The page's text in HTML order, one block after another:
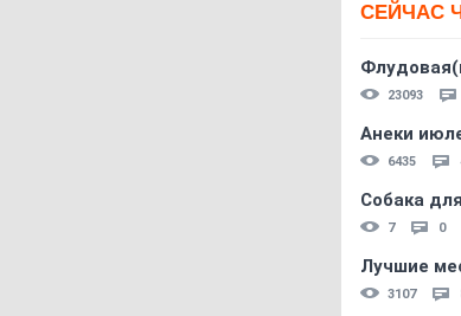
СЕЙЧАС
23093
Анеки
6435
Собака
7 0
Лучшие
3107